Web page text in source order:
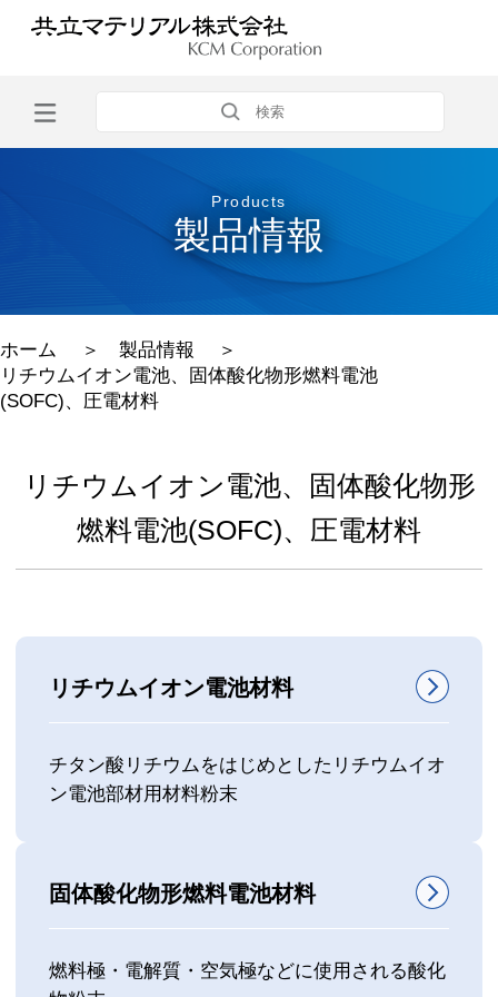
Products
製品情報
ホーム ＞ 製品情報
＞
リチウムイオン電池、固体酸化物形燃料電池
(SOFC)、圧電材料
リチウムイオン電池、固体酸化物形
燃料電池(SOFC)、圧電材料
リチウムイオン電池材料
チタン酸リチウムをはじめとしたリチウムイオ
ン電池部材用材料粉末
固体酸化物形燃料電池材料
燃料極・電解質・空気極などに使用される酸化